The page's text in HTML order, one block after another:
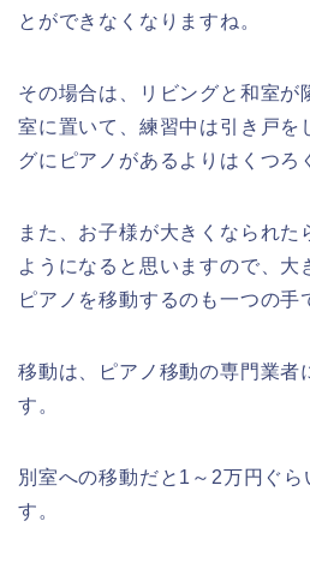
とができなくなりますね。
その場合は、リビングと和室が
室に置いて、練習中は引き戸を
グにピアノがあるよりはくつろ
また、お子様が大きくなられた
ようになると思いますので、大
ピアノを移動するのも一つの手
移動は、ピアノ移動の専門業者
す。
別室への移動だと1～2万円ぐら
す。